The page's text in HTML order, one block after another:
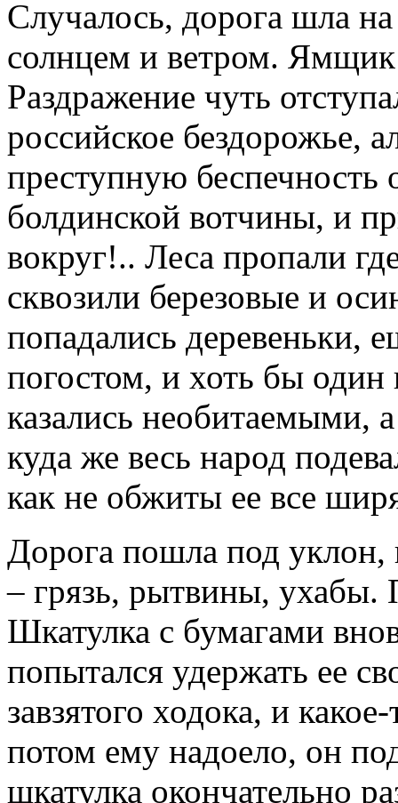
Случалось, дорога шла
солнцем и ветром.
Раздражение чуть
российское бездорожье,
преступную беспечность
болдинской вотчины, и
вокруг!.. Леса пропали
сквозили березовые и
попадались деревеньки,
погостом, и хоть бы
казались необитаемыми,
куда же весь народ
как не обжиты ее все
Дорога пошла под уклон,
– грязь, рытвины, ухабы.
Шкатулка с бумагами
попытался удержать ее
завзятого ходока, и
потом ему надоело, он
шкатулка окончательно